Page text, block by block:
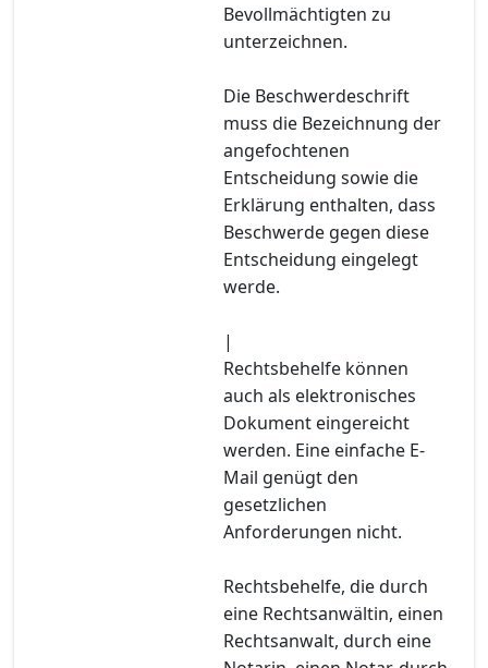
Bevollmächtigten zu
unterzeichnen.
Die Beschwerdeschrift
muss die Bezeichnung der
angefochtenen
Entscheidung sowie die
Erklärung enthalten, dass
Beschwerde gegen diese
Entscheidung eingelegt
werde.
|
Rechtsbehelfe können
auch als elektronisches
Dokument eingereicht
werden. Eine einfache E-
Mail genügt den
gesetzlichen
Anforderungen nicht.
Rechtsbehelfe, die durch
eine Rechtsanwältin, einen
Rechtsanwalt, durch eine